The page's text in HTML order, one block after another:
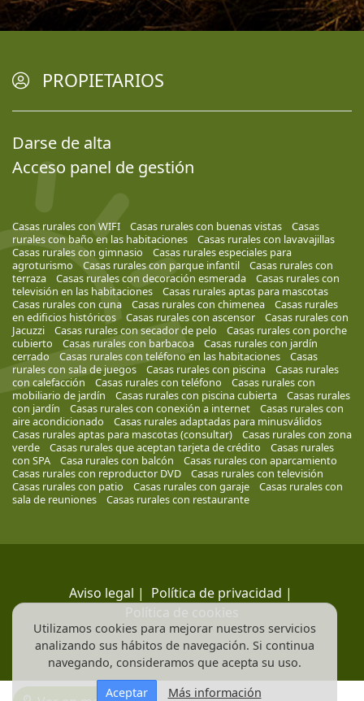
PROPIETARIOS
Darse de alta
Acceso panel de gestión
Casas rurales con WIFI Casas rurales con buenas vistas
Casas
rurales con baño en las habitaciones
Casas rurales con lavavajillas
Casas rurales con gimnasio
Casas rurales especiales para
agroturismo
Casas rurales con parque infantil
Casas rurales con
terraza
Casas rurales con decoración esmerada
Casas rurales con
televisión en las habitaciones
Casas rurales aptas para mascotas
Casas rurales con cuna
Casas rurales con chimenea
Casas rurales
en edificios históricos
Casas rurales con ascensor
Casas rurales con
Jacuzzi
Casas rurales con secador de pelo
Casas rurales con porche
cubierto
Casas rurales con barbacoa
Casas rurales con jardín
cerrado
Casas rurales con teléfono en las habitaciones
Casas
rurales con sala de juegos
Casas rurales con piscina
Casas rurales
con calefacción
Casas rurales con teléfono
Casas rurales con
mobiliario de jardín
Casas rurales con piscina cubierta
Casas rurales
con jardín
Casas rurales con conexión a internet
Casas rurales con
aire acondicionado
Casas rurales adaptadas para minusválidos
Casas rurales aptas para mascotas (consultar)
Casas rurales con zona
verde
Casas rurales que aceptan tarjeta de crédito
Casas rurales
con SPA
Casa rurales con balcón
Casas rurales con aparcamiento
Casas rurales con reproductor DVD
Casas rurales con televisión
Casas rurales con patio
Casas rurales con garaje
Casas rurales con
sala de reuniones
Casas rurales con restaurante
Aviso legal | Política de privacidad |
Política de cookies
Utilizamos cookies para mejorar nuestros servicios
analizando sus hábitos de navegación. Si continua
navegando, consideramos que acepta su uso.
Aceptar
Más información